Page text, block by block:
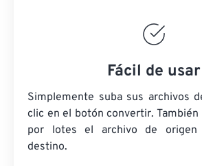
Fácil de usar
Simplemente suba sus archivos
clic en el botón convertir.
por lotes el archivo de origen
destino.